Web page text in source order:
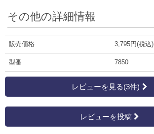
その他の詳細情報
販売価格 3,795円(税込)
型番 7850
レビューを見る(3件)
レビューを投稿